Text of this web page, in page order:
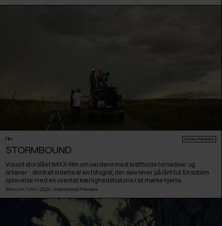
Film SPECIAL PREMIERES
STORMBOUND
Visuelt storslået IMAX-film om verdens mest kraftfulde tornadoer og
orkaner - skildret indefra af en fotograf, der selv lever på lånt tid. En sublim
oplevelse med en uventet kærlighedshistorie i sit mørke hjerte.
Miko Lim / USA / 2025 / International Premiere